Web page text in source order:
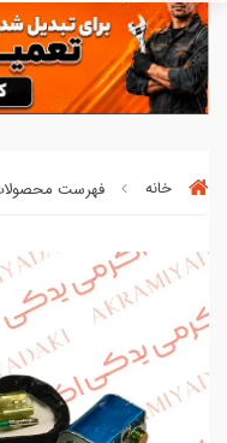
خانه فهرست